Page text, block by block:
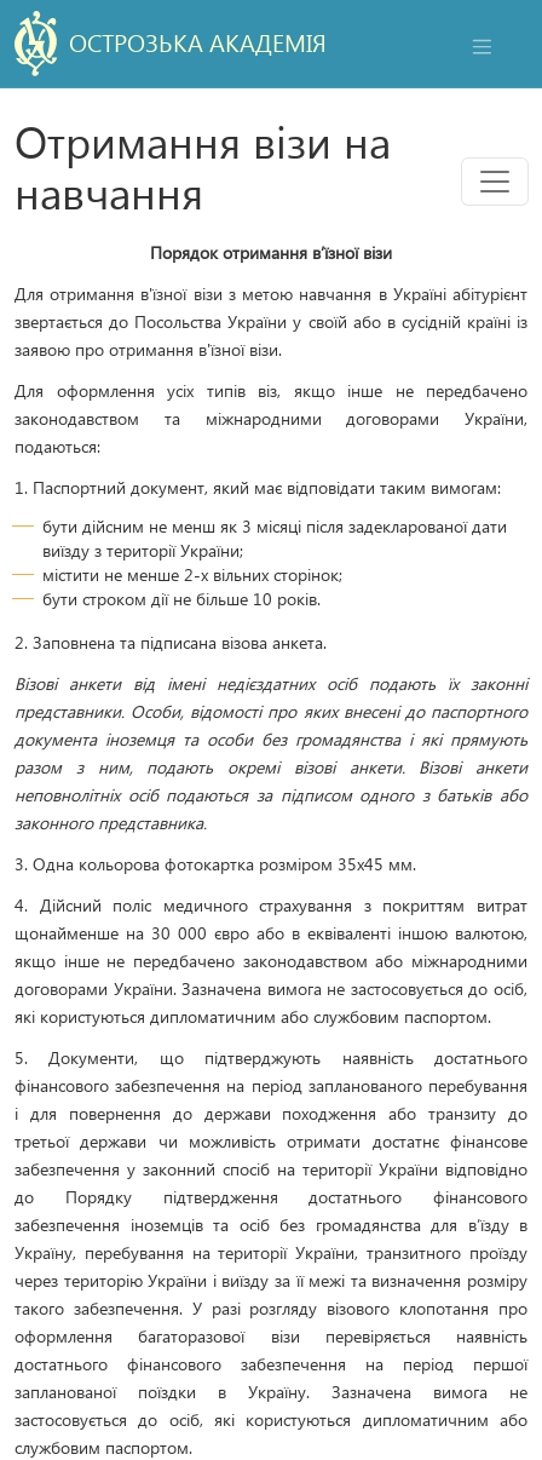
ОСТРОЗЬКА АКАДЕМІЯ
Отримання візи на
навчання
Меню
Порядок отримання в’їзної візи
Для отримання в'їзної візи з метою навчання в Україні абітурієнт
звертається до Посольства України у своїй або в сусідній країні із
заявою про отримання в'їзної візи.
Для оформлення усіх типів віз, якщо інше не передбачено
законодавством та міжнародними договорами України,
подаються:
1. Паспортний документ, який має відповідати таким вимогам:
бути дійсним не менш як 3 місяці після задекларованої дати
виїзду з території України;
містити не менше 2-х вільних сторінок;
бути строком дії не більше 10 років.
2. Заповнена та підписана візова анкета.
Візові анкети від імені недієздатних осіб подають їх законні
представники. Особи, відомості про яких внесені до паспортного
документа іноземця та особи без громадянства і які прямують
разом з ним, подають окремі візові анкети. Візові анкети
неповнолітніх осіб подаються за підписом одного з батьків або
законного представника.
3. Одна кольорова фотокартка розміром 35х45 мм.
4. Дійсний поліс медичного страхування з покриттям витрат
щонайменше на 30 000 євро або в еквіваленті іншою валютою,
якщо інше не передбачено законодавством або міжнародними
договорами України. Зазначена вимога не застосовується до осіб,
які користуються дипломатичним або службовим паспортом.
5. Документи, що підтверджують наявність достатнього
фінансового забезпечення на період запланованого перебування
і для повернення до держави походження або транзиту до
третьої держави чи можливість отримати достатнє фінансове
забезпечення у законний спосіб на території України відповідно
до Порядку підтвердження достатнього фінансового
забезпечення іноземців та осіб без громадянства для в’їзду в
Україну, перебування на території України, транзитного проїзду
через територію України і виїзду за її межі та визначення розміру
такого забезпечення. У разі розгляду візового клопотання про
оформлення багаторазової візи перевіряється наявність
достатнього фінансового забезпечення на період першої
запланованої поїздки в Україну. Зазначена вимога не
застосовується до осіб, які користуються дипломатичним або
службовим паспортом.